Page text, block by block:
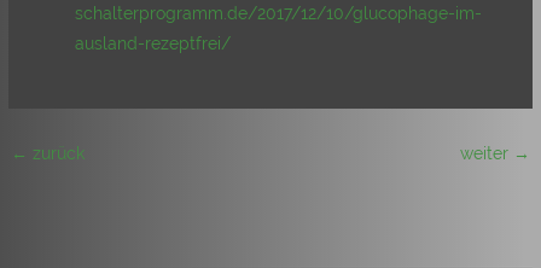
schalterprogramm.de/2017/12/10/glucophage-im-
ausland-rezeptfrei/
← zurück weiter →